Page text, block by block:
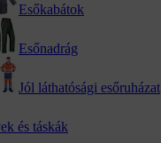
Esőkabátok
Esőnadrág
Jól láthatósági esőruházat
és táskák